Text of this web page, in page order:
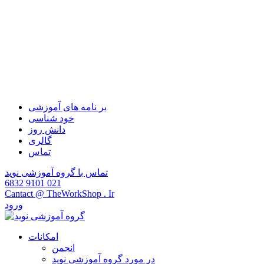
بر نامه های آموزشی
خود شناسی
دانش روز
گالری
تماس
تماس با گروه آموزشی نوید
6832 9101 021
Cantact @ TheWorkShop . Ir
ورود
امکانات
انجمن
در مورد گروه آموزشی نوید